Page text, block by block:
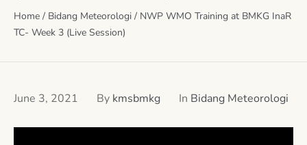
Home / Bidang Meteorologi / NWP WMO Training at BMKG InaR
TC- Week 3 (Live Session)
June 3, 2021 By kmsbmkg In Bidang Meteorologi